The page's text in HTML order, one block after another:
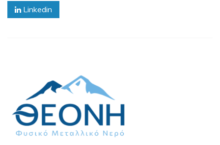
Linkedin